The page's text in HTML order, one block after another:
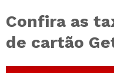
Confira as
de cartão